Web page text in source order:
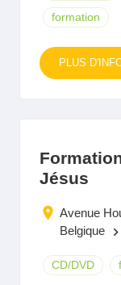
formation
PLUS
Jésus
Avenue
Belgique
keyboard_arrow_right
CD/DVD